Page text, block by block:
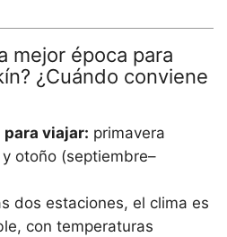
mejor época para
¿Cuándo conviene
para viajar: primavera
otoño (septiembre–
dos estaciones, el clima es
con temperaturas